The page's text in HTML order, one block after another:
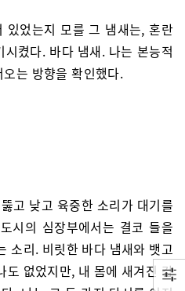
있었는지 모를 그 냄새는, 혼란
켰다. 바다 냄새. 나는 본능적
는 방향을 확인했다.
고 낮고 육중한 소리가 대기를
시의 심장부에서는 결코 들을
소리. 비릿한 바다 냄새와 뱃고
도 없었지만, 내 몸에 새겨진 감